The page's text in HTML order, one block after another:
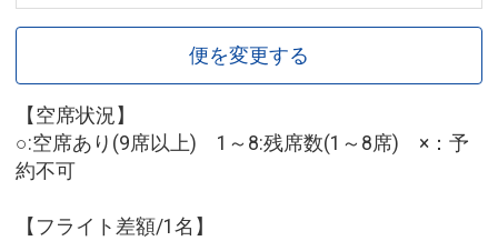
便を変更する
【空席状況】
○:空席あり(9席以上) 1～8:残席数(1～8席) ×：予
約不可
【フライト差額/1名】